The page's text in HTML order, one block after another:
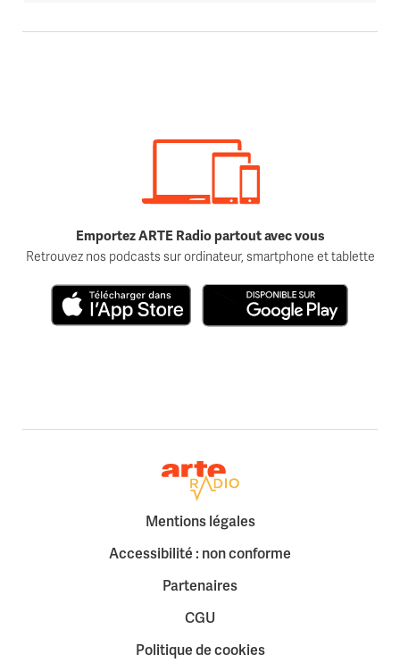
Emportez ARTE Radio partout avec vous
Retrouvez nos podcasts sur ordinateur, smartphone et tablette
Retour à la page d'accueil
Mentions légales
Accessibilité : non conforme
Partenaires
CGU
Politique de cookies